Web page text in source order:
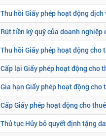
Thu hồi Giấy phép hoạt động
Rút tiền ký quỹ của doanh nghiệp
Thu hồi Giấy phép hoạt động cho
Cấp lại Giấy phép hoạt động cho
Gia hạn Giấy phép hoạt động cho
Cấp Giấy phép hoạt động cho
Thủ tục Hủy bỏ quyết định tặng